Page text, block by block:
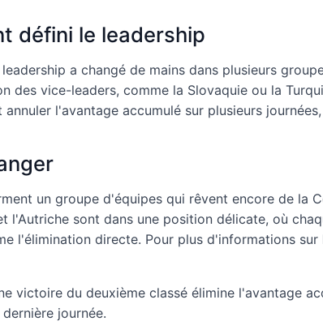
défini le leadership
a changé de mains dans plusieurs
des vice-leaders, comme la Slovaquie ou la
l'avantage accumulé sur plusieurs
un groupe d'équipes qui rêvent encore de la
l'Autriche sont dans une position délicate, où
l'élimination directe. Pour plus d'informations sur
victoire du deuxième classé élimine l'avantage
journée.